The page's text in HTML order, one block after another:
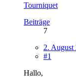
Tourniquet
Beiträge
7
2. August
#1
Hallo,